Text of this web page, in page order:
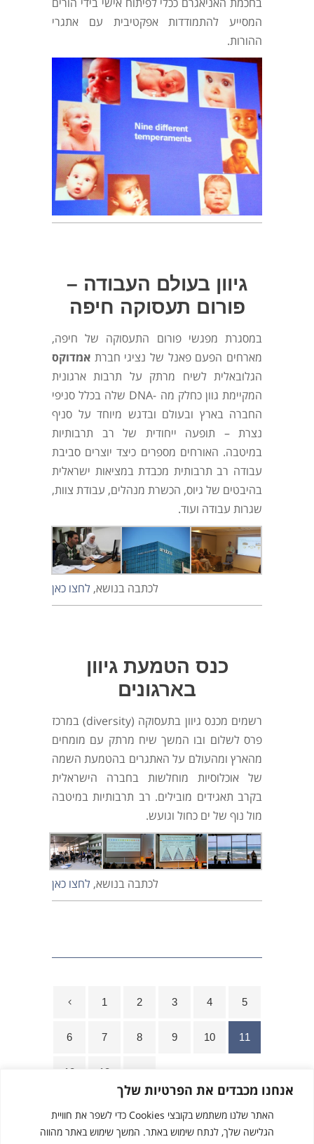
אנחנו מכבדים את הפרטיות שלך
האתר שלנו משתמש בקובצי Cookies כדי לשפר את חוויית
הגלישה שלך, לנתח שימוש באתר. המשך שימוש באתר מהווה
המסייע להתמודדות אפקטיבית עם אתגרי
ההורות.
גיוון בעולם העבודה –
פורום תעסוקה חיפה
במסגרת מפגשי פורום התעסוקה של חיפה,
מארחים הפעם פאנל של נציגי חברת אמדוקס
הגלובאלית לשיח מרתק על תרבות ארגונית
המקיימת גוון כחלק מה -DNA שלה בכלל סניפי
החברה בארץ ובעולם ובדגש מיוחד על סניף
נצרת – תופעה ייחודית של רב תרבותיות
במיטבה. האורחים מספרים כיצד יוצרים סביבת
עבודה רב תרבותית מכבדת במציאות ישראלית
בהיבטים של גיוס, הכשרת מנהלים, עבודת צוות,
שגרות עבודה ועוד.
לכתבה בנושא, לחצו כאן
כנס הטמעת גיוון
בארגונים
רשמים מכנס גיוון בתעסוקה (diversity) במרכז
פרס לשלום ובו המשך שיח מרתק עם מומחים
מהארץ ומהעולם על האתגרים בהטמעת השמה
של אוכלוסיות מוחלשות בחברה הישראלית
בקרב תאגידים מובילים. רב תרבותיות במיטבה
מול נוף של ים כחול וגועש.
לכתבה בנושא, לחצו כאן
1 2 3 4 5
6 7 8 9 10 11
12 13